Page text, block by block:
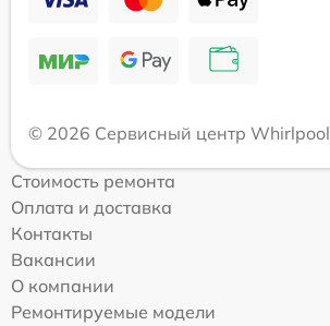
© 2026 Сервисный центр Whirlpool
Стоимость ремонта
Оплата и доставка
Контакты
Вакансии
О компании
Ремонтируемые модели